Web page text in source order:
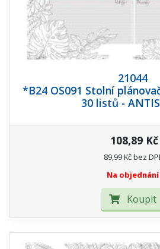
21044
*B24 OS091 Stolní
30 listů -
108,89 Kč
89,99 Kč bez
Na objednání
Koupit